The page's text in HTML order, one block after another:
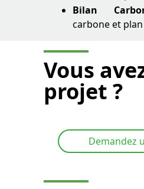
Bilan
carbone et
Vous
projet ?
Demandez